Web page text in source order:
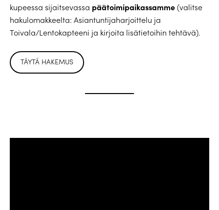
kupeessa sijaitsevassa päätoimipaikassamme(valitse
hakulomakkeelta: Asiantuntijaharjoittelu ja
Toivala/Lentokapteeni ja kirjoita lisätietoihin tehtävä).
TÄYTÄ HAKEMUS